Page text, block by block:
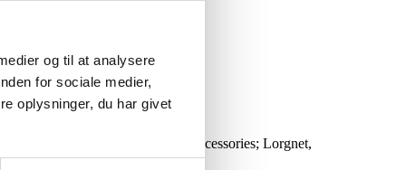
og til at analysere
for sociale medier,
oplysninger, du har givet
designede hun smykker og accessories; Lorgnet,